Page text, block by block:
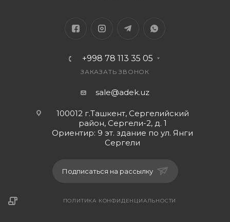
+998 78 113 35 05
ЗАКАЗАТЬ ЗВОНОК
sale@adek.uz
100012 г.Ташкент, Сергелийский
район, Сергели-2, д. 1
Ориентир: 9 эт. здание по ул. Янги
Сергели
Подписаться на рассылку
ПОЛИТИКА КОНФИДЕНЦИАЛЬНОСТИ